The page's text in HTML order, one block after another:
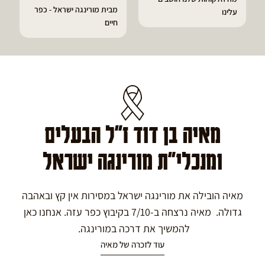
מבית מורינגה ישראל - כפר
הפסקתי לסבול מהתקפי
גאוט ודלקות
מאיה בן דוד ז"ל הבעלים
ומנכלי"ת מורינגה ישראל
מאיה הובילה את מורינגה ישראל במסירות אין קץ ובאהבה
גדולה. מאיה נרצחה ב-7/10 בקיבוץ כפר עזה. אנחנו כאן
להמשיך את דרכה במורינגה.
עוד לזכרה של מאיה